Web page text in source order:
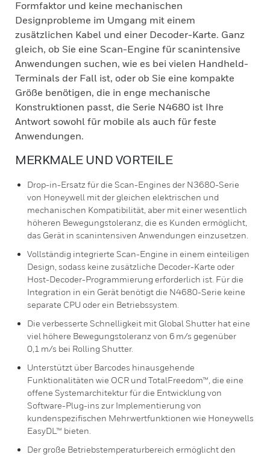
Formfaktor und keine mechanischen
Designprobleme im Umgang mit einem
zusätzlichen Kabel und einer Decoder-Karte. Ganz
gleich, ob Sie eine Scan-Engine für scanintensive
Anwendungen suchen, wie es bei vielen Handheld-
Terminals der Fall ist, oder ob Sie eine kompakte
Größe benötigen, die in enge mechanische
Konstruktionen passt, die Serie N4680 ist Ihre
Antwort sowohl für mobile als auch für feste
Anwendungen.
MERKMALE UND VORTEILE
Drop-in-Ersatz für die Scan-Engines der N3680-Serie
von Honeywell mit der gleichen elektrischen und
mechanischen Kompatibilität, aber mit einer wesentlich
höheren Bewegungstoleranz, die es Kunden ermöglicht,
das Gerät in scanintensiven Anwendungen einzusetzen.
Vollständig integrierte Scan-Engine in einem einteiligen
Design, sodass keine zusätzliche Decoder-Karte oder
Host-Decoder-Programmierung erforderlich ist. Für die
Integration in ein Gerät benötigt die N4680-Serie keine
separate CPU oder ein Betriebssystem.
Die verbesserte Schnelligkeit mit Global Shutter hat eine
viel höhere Bewegungstoleranz von 6 m/s gegenüber
0,1 m/s bei Rolling Shutter.
Unterstützt über Barcodes hinausgehende
Funktionalitäten wie OCR und TotalFreedom™, die eine
offene Systemarchitektur für die Entwicklung von
Software-Plug-ins zur Implementierung von
kundenspezifischen Mehrwertfunktionen wie Honeywells
EasyDL™ bieten.
Der große Betriebstemperaturbereich ermöglicht den